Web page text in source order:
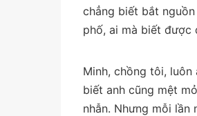
chẳng biết bắt
phố, ai mà biết được
Minh, chồng tôi,
biết anh cũng mệt
nhẫn. Nhưng mỗi lần